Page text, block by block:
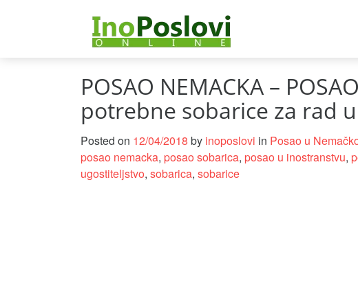
POSAO NEMACKA –
potrebne sobarice za rad
Posted on 12/04/2018 by inoposlovi in Posao u
posao nemacka, posao sobarica, posao u inostranstvu,
ugostiteljstvo, sobarica, sobarice